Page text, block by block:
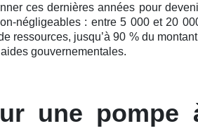
cesdernières années pour
négligeables : entre 5 000 et 20
ressources, jusqu’à 90 % du
gouvernementales.
une